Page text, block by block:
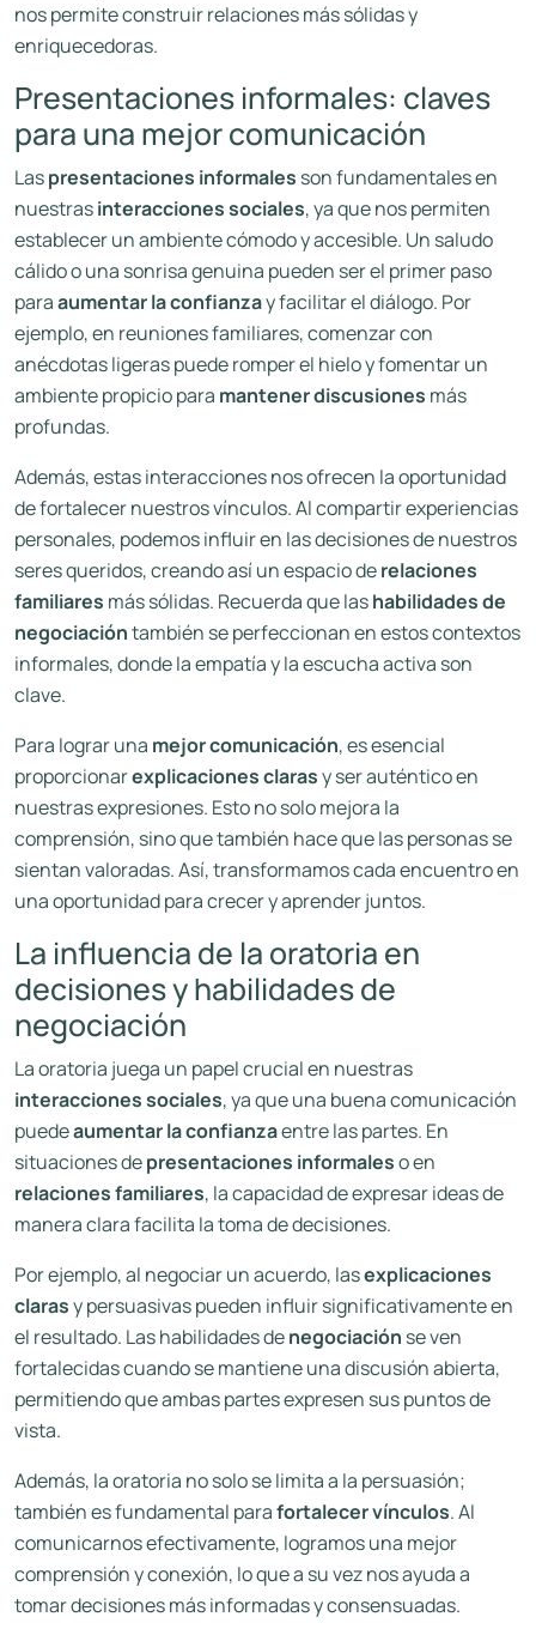
nos permite construir relaciones más sólidas y
enriquecedoras.
Presentaciones informales: claves
para una mejor comunicación
Laspresentaciones informales son fundamentales en
nuestrasinteracciones sociales, ya que nos permiten
establecer un ambiente cómodo y accesible. Un saludo
cálido o una sonrisa genuina pueden ser el primer paso
paraaumentar la confianzay facilitar el diálogo. Por
ejemplo, en reuniones familiares, comenzar con
anécdotas ligeras puede romper el hielo y fomentar un
ambiente propicio para mantener discusiones más
profundas.
Además, estas interacciones nos ofrecen la oportunidad
de fortalecer nuestros vínculos. Al compartir experiencias
personales, podemos influir en las decisiones de nuestros
seres queridos, creando así un espacio derelaciones
familiares más sólidas. Recuerda que lashabilidades de
negociacióntambién se perfeccionan en estos contextos
informales, donde la empatía y la escucha activa son
clave.
Para lograr una mejor comunicación, es esencial
proporcionarexplicaciones clarasy ser auténtico en
nuestras expresiones. Esto no solo mejora la
comprensión, sino que también hace que las personas se
sientan valoradas. Así, transformamos cada encuentro en
una oportunidad para crecer y aprender juntos.
La influencia de la oratoria en
decisiones y habilidades de
negociación
La oratoria juega un papel crucial en nuestras
interacciones sociales, ya que una buena comunicación
puedeaumentar la confianzaentre las partes. En
situaciones depresentaciones informaleso en
relaciones familiares, la capacidad de expresar ideas de
manera clara facilita la toma de decisiones.
Por ejemplo, al negociar un acuerdo, lasexplicaciones
clarasy persuasivas pueden influir significativamente en
el resultado. Las habilidades denegociación se ven
fortalecidas cuando se mantiene una discusión abierta,
permitiendo que ambas partes expresen sus puntos de
vista.
Además, la oratoria no solo se limita a la persuasión;
también es fundamental parafortalecer vínculos. Al
comunicarnos efectivamente, logramos una mejor
comprensión y conexión, lo que a su vez nos ayuda a
tomar decisiones más informadas y consensuadas.